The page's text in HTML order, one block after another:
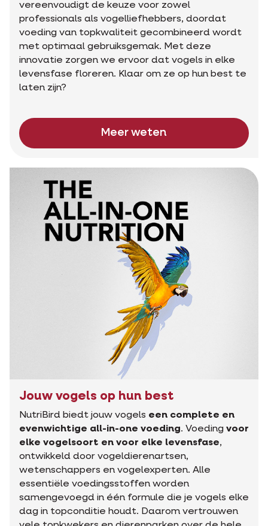
vereenvoudigt de keuze voor zowel
professionals als vogelliefhebbers, doordat
voeding van topkwaliteit gecombineerd wordt
met optimaal gebruiksgemak. Met deze
innovatie zorgen we ervoor dat vogels in elke
levensfase floreren. Klaar om ze op hun best te
laten zijn?
Meer weten
Jouw vogels op hun best
NutriBird biedt jouw vogels een complete en
evenwichtige all-in-one voeding. Voeding voor
elke vogelsoort en voor elke levensfase,
ontwikkeld door vogeldierenartsen,
wetenschappers en vogelexperten. Alle
essentiële voedingsstoffen worden
samengevoegd in één formule die je vogels elke
dag in topconditie houdt. Daarom vertrouwen